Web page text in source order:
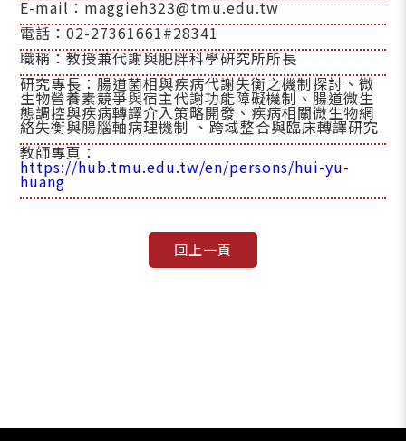
E-mail：maggieh323@tmu.edu.tw
電話：02-27361661#28341
職稱：教授兼代謝與肥胖科學研究所所長
研究專長：腸道菌相與疾病代謝失衡之機制探討、微
生物營養素競爭與宿主代謝功能障礙機制、腸道微生
態調控與疾病轉譯介入策略開發、疾病相關微生物網
絡失衡與腸腦軸病理機制 、跨域整合與臨床轉譯研究
教師專頁：
https://hub.tmu.edu.tw/en/persons/hui-yu-
huang